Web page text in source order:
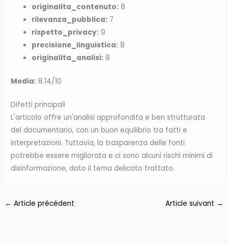
originalita_contenuto: 8
rilevanza_pubblica: 7
rispetto_privacy: 9
precisione_linguistica: 8
originalita_analisi: 8
Media: 8.14/10
Difetti principali
L'articolo offre un'analisi approfondita e ben strutturata
del documentario, con un buon equilibrio tra fatti e
interpretazioni. Tuttavia, la trasparenza delle fonti
potrebbe essere migliorata e ci sono alcuni rischi minimi di
disinformazione, dato il tema delicato trattato.
← Article précédent Article suivant →